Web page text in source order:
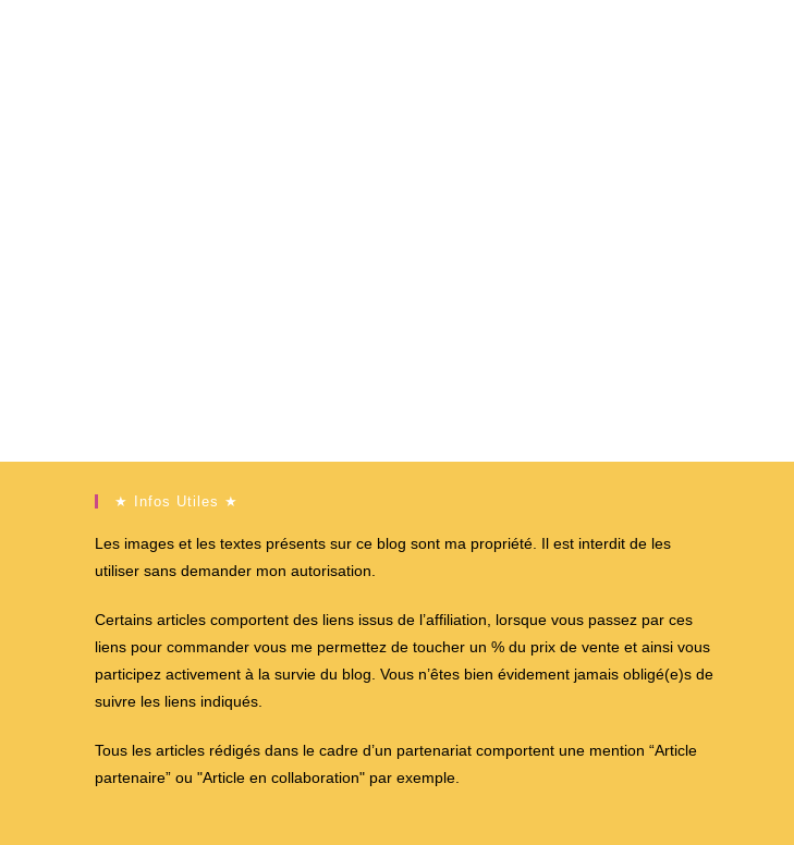
★ Infos Utiles ★
Les images et les textes présents sur ce blog sont ma propriété. Il est interdit de les
utiliser sans demander mon autorisation.
Certains articles comportent des liens issus de l’affiliation, lorsque vous passez par ces
liens pour commander vous me permettez de toucher un % du prix de vente et ainsi vous
participez activement à la survie du blog. Vous n’êtes bien évidement jamais obligé(e)s de
suivre les liens indiqués.
Tous les articles rédigés dans le cadre d’un partenariat comportent une mention “Article
partenaire” ou "Article en collaboration" par exemple.